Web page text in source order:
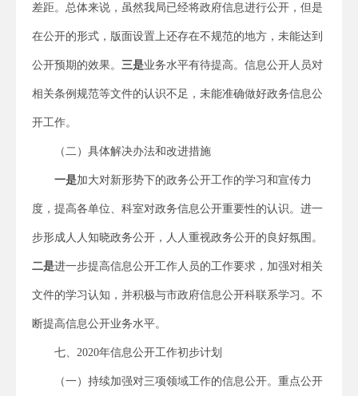
差距。总体来说，虽然我局已经将政府信息进行公开，但是
在公开的形式，版面设置上还存在不规范的地方，未能达到
公开预期的效果。 三是业务水平有待提高。信息公开人员对
相关条例规范等文件的认识不足，未能准确做好政务信息公
开工作。
（二）具体解决办法和改进措施
一是加大对新形势下的政务公开工作的学习和宣传力
度，提高各单位、科室对政务信息公开重要性的认识。进一
步形成人人知晓政务公开，人人重视政务公开的良好氛围。
二是进一步提高信息公开工作人员的工作要求，加强对相关
文件的学习认知，并积极与市政府信息公开科联系学习。不
断提高信息公开业务水平。
七、2020年信息公开工作初步计划
（一）持续加强对三项领域工作的信息公开。重点公开